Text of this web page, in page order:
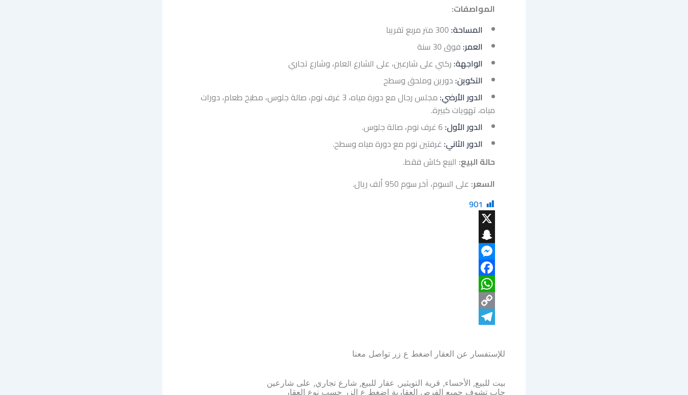
المواصفات:
المساحة:
العمر: فوق 30 سنة
الواجهة: ركني على شارعين، على الشارع العام، وشارع تجاري
التكوين: دورين وملحق وسطح
الدور الأرضي:
مجلس رجال مع دورة مياه، 3 غرف نوم، صالة جلوس، مطبخ طعام، دورات
مياه، تهويات كبيرة.
الدور الأول:
الدور الثاني: غرفتين نوم مع دورة مياه وسطح.
حالة البيع: البيع كاش فقط.
السعر: على السوم، آخر سوم 950 ألف ريال.
901
X
Snapchat
Messenger
Facebook
WhatsApp
Copy
للإستفسار عن العقار اضغط ع زر تواصل معنا
بيت للبيع, الأحساء, قرية التويثير, عقار للبيع, شارع تجاري, على شارعين
حاب تشوف جميع الفرص العقارية اضغط ع الزر حسب نوع العقار